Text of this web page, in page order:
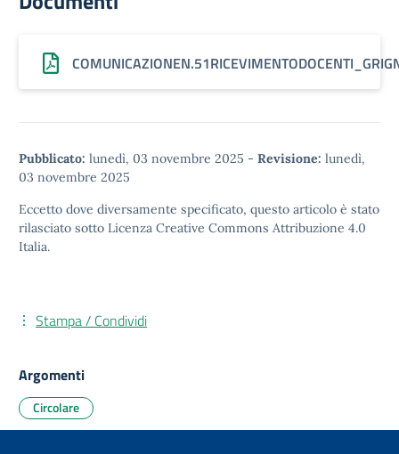
Pubblicato: lunedì, 03 novembre 2025 - Revisione: lunedì,
03 novembre 2025
Eccetto dove diversamente specificato, questo articolo è stato
rilasciato sotto Licenza Creative Commons Attribuzione 4.0
Italia.
Stampa / Condividi
Argomenti
Circolare